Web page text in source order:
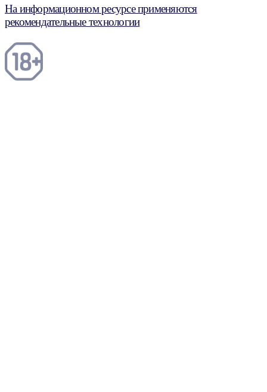
На информационном ресурсе применяются
рекомендательные технологии